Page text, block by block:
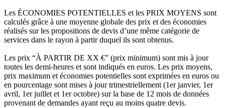
Les ÉCONOMIES POTENTIELLES et les PRIX MOYENS sont
calculés grâce à une moyenne globale des prix et des économies
réalisés sur les propositions de devis d’une même catégorie de
services dans le rayon à partir duquel ils sont obtenus.
Les prix “À PARTIR DE XX €” (prix minimum) sont mis à jour
toutes les demi-heures et sont indiqués en euros. Les prix moyens,
prix maximum et économies potentielles sont exprimées en euros ou
en pourcentage sont mises à jour trimestriellement (1er janvier, 1er
avril, 1er juillet et 1er octobre) sur la base de 12 mois de données
provenant de demandes ayant reçu au moins quatre devis.